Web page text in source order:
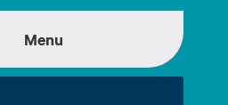
Menu